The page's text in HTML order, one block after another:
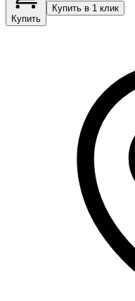
Купить
Купить в 1 клик